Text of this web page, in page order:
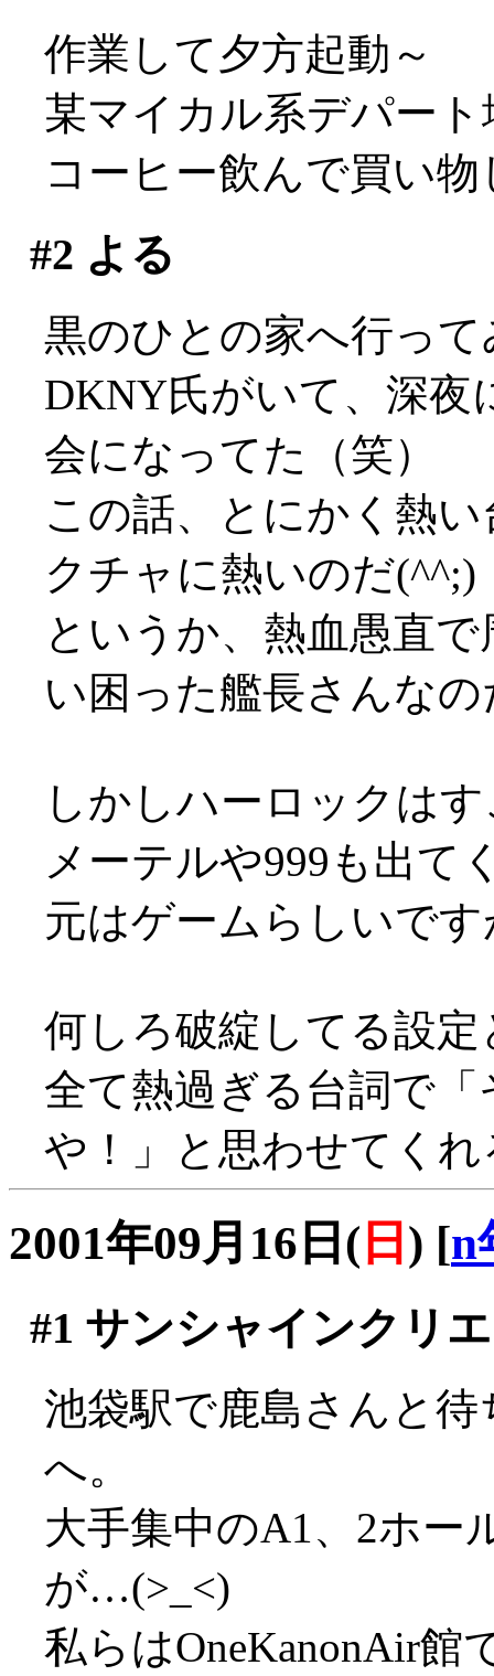
作業して夕方起動～
某マイカル系デパー
コーヒー飲んで買い
#2 よる
黒のひとの家へ行って
DKNY氏がいて、深
会になってた（笑）
この話、とにかく熱
クチャに熱いのだ(^^;)
というか、熱血愚直
い困った艦長さんな
しかしハーロックは
メーテルや999も出て
元はゲームらしいで
何しろ破綻してる設
全て熱過ぎる台詞で
や！」と思わせてく
2001年09月16日( 日 ) [n
#1 サンシャインクリ
池袋駅で鹿島さんと
へ。
大手集中のA1、2ホー
が…(>_<)
私らはOneKanonAir館